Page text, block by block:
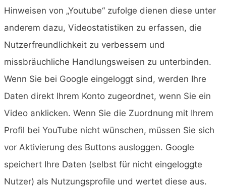
Hinweisen von „Youtube“ zufolge dienen diese unter
anderem dazu, Videostatistiken zu erfassen, die
Nutzerfreundlichkeit zu verbessern und
missbräuchliche Handlungsweisen zu unterbinden.
Wenn Sie bei Google eingeloggt sind, werden Ihre
Daten direkt Ihrem Konto zugeordnet, wenn Sie ein
Video anklicken. Wenn Sie die Zuordnung mit Ihrem
Profil bei YouTube nicht wünschen, müssen Sie sich
vor Aktivierung des Buttons ausloggen. Google
speichert Ihre Daten (selbst für nicht eingeloggte
Nutzer) als Nutzungsprofile und wertet diese aus.